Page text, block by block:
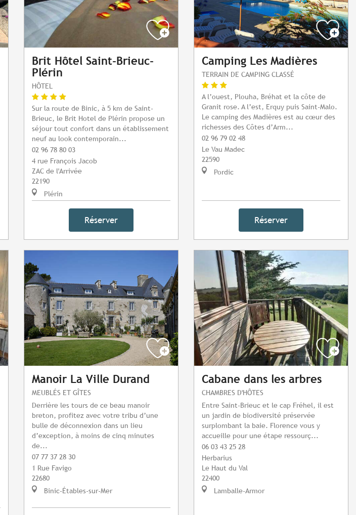
Brit Hôtel Saint-Brieuc-
Plérin
HÔTEL
Sur la route de Binic, à 5 km de Saint-
Brieuc, le Brit Hotel de Plérin propose un
séjour tout confort dans un établissement
neuf au look contemporain...
02 96 78 80 03
4 rue François Jacob
ZAC de l'Arrivée
22190
Plérin
Réserver
Camping Les Madières
TERRAIN DE CAMPING CLASSÉ
A l’ouest, Plouha, Bréhat et la côte de
Granit rose. A l’est, Erquy puis Saint-Malo.
Le camping des Madières est au cœur des
richesses des Côtes d’Arm...
02 96 79 02 48
Le Vau Madec
22590
Pordic
Réserver
Manoir La Ville Durand
MEUBLÉS ET GÎTES
Derrière les tours de ce beau manoir
breton, profitez avec votre tribu d’une
bulle de déconnexion dans un lieu
d’exception, à moins de cinq minutes
de...
07 77 37 28 30
1 Rue Favigo
22680
Binic-Étables-sur-Mer
Cabane dans les arbres
CHAMBRES D'HÔTES
Entre Saint-Brieuc et le cap Fréhel, il est
un jardin de biodiversité préservée
surplombant la baie. Florence vous y
accueille pour une étape ressourç...
06 03 43 25 28
Herbarius
Le Haut du Val
22400
Lamballe-Armor